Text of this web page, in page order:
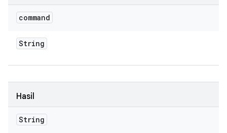
command
String
Hasil
String